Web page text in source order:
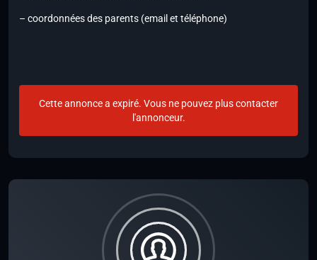
– coordonnées des parents (email et téléphone)
Cette annonce a expiré. Vous ne pouvez plus contacter
l'annonceur.